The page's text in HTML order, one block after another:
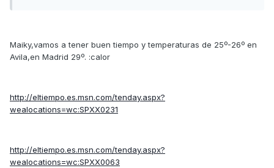
Maiky,vamos a tener buen tiempo y temperaturas de 25º-26º en
Avila,en Madrid 29º. :calor
http://eltiempo.es.msn.com/tenday.aspx?
wealocations=wc:SPXX0231
http://eltiempo.es.msn.com/tenday.aspx?
wealocations=wc:SPXX0063